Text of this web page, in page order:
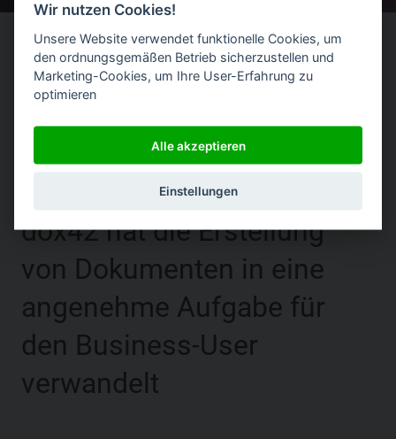
dox42 hat die Erstellung
von Dokumenten in eine
angenehme Aufgabe für
den Business-User
verwandelt
Wir nutzen Cookies!
Unsere Website verwendet funktionelle Cookies, um
den ordnungsgemäßen Betrieb sicherzustellen und
Marketing-Cookies, um Ihre User-Erfahrung zu
optimieren
Alle akzeptieren
Einstellungen